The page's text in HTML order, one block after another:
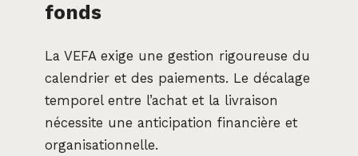
fonds
La VEFA exige une gestion rigoureuse du
calendrier et des paiements. Le décalage
temporel entre l’achat et la livraison
nécessite une anticipation financière et
organisationnelle.